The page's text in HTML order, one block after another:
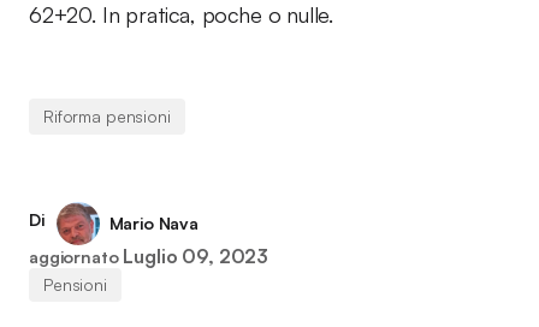
62+20. In pratica, poche o nulle.
Riforma pensioni
Di
Mario Nava
aggiornato Luglio 09, 2023
Pensioni